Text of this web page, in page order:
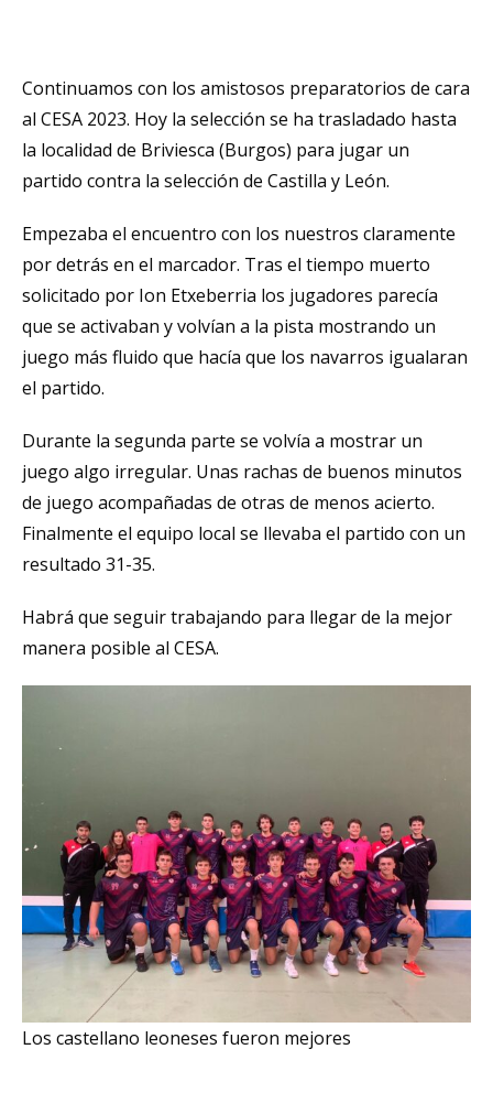
Continuamos con los amistosos preparatorios de cara
al CESA 2023. Hoy la selección se ha trasladado hasta
la localidad de Briviesca (Burgos) para jugar un
partido contra la selección de Castilla y León.
Empezaba el encuentro con los nuestros claramente
por detrás en el marcador. Tras el tiempo muerto
solicitado por Ion Etxeberria los jugadores parecía
que se activaban y volvían a la pista mostrando un
juego más fluido que hacía que los navarros igualaran
el partido.
Durante la segunda parte se volvía a mostrar un
juego algo irregular. Unas rachas de buenos minutos
de juego acompañadas de otras de menos acierto.
Finalmente el equipo local se llevaba el partido con un
resultado 31-35.
Habrá que seguir trabajando para llegar de la mejor
manera posible al CESA.
Los castellano leoneses fueron mejores